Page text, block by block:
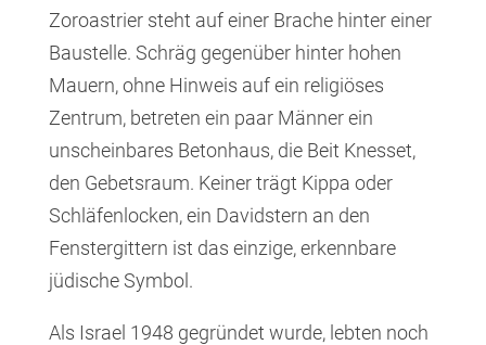
Zoroastrier steht auf einer Brache hinter einer
Baustelle. Schräg gegenüber hinter hohen
Mauern, ohne Hinweis auf ein religiöses
Zentrum, betreten ein paar Männer ein
unscheinbares Betonhaus, die Beit Knesset,
den Gebetsraum. Keiner trägt Kippa oder
Schläfenlocken, ein Davidstern an den
Fenstergittern ist das einzige, erkennbare
jüdische Symbol.
Als Israel 1948 gegründet wurde, lebten noch